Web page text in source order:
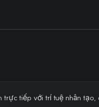
trực tiếp với trí tuệ nhân tạo,